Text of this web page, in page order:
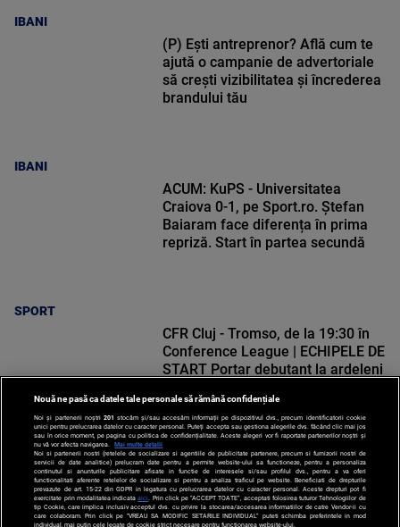
IBANI
IBANI
(P) Ești antreprenor? Află cum te
ajută o campanie de advertoriale
să crești vizibilitatea și încrederea
brandului tău
SPORT
ACUM: KuPS - Universitatea
Craiova 0-1, pe Sport.ro. Ștefan
Baiaram face diferența în prima
repriză. Start în partea secundă
SPORT
CFR Cluj - Tromso, de la 19:30 în
Conference League | ECHIPELE DE
START Portar debutant la ardeleni
Nouă ne pasă ca datele tale personale să rămână confidențiale
Noi și partenerii noștri 201 stocăm și/sau accesăm informații pe dispozitivul dvs., precum identificatorii cookie
unici pentru prelucrarea datelor cu caracter personal. Puteți accepta sau gestiona alegerile dvs. făcând clic mai jos
sau în orice moment, pe pagina cu politica de confidențialitate. Aceste alegeri vor fi raportate partenerilor noștri și
nu vă vor afecta navigarea.
Mai multe detalii
Noi si partenerii nostri (retelele de socializare si agentiile de publicitate partenere, precum si furnizorii nostri de
servicii de date analitice) prelucram date pentru a permite website-ului sa functioneze, pentru a personaliza
continutul si anunturile publicitare afisate in functie de interesele si/sau profilul dvs., pentru a va oferi
functionalitati aferente retelelor de socializare si pentru a analiza traficul pe website. Beneficiati de drepturile
prevazute de art. 15-22 din GDPR in legatura cu prelucrarea datelor cu caracter personal. Aceste drepturi pot fi
exercitate prin modalitatea indicataaici . Prin click pe “ACCEPT TOATE”, acceptati folosirea tuturor Tehnologiilor de
tip Cookie, care implica inclusiv acceptul dvs. cu privire la stocarea/accesarea informatiilor de catre Vendor-ii cu
care colaboram. Prin click pe “VREAU SA MODIFIC SETARILE INDIVIDUAL” puteti schimba preferintele in mod
individual, mai putin cele legate de cookie strict necesare pentru functionarea website-ului.